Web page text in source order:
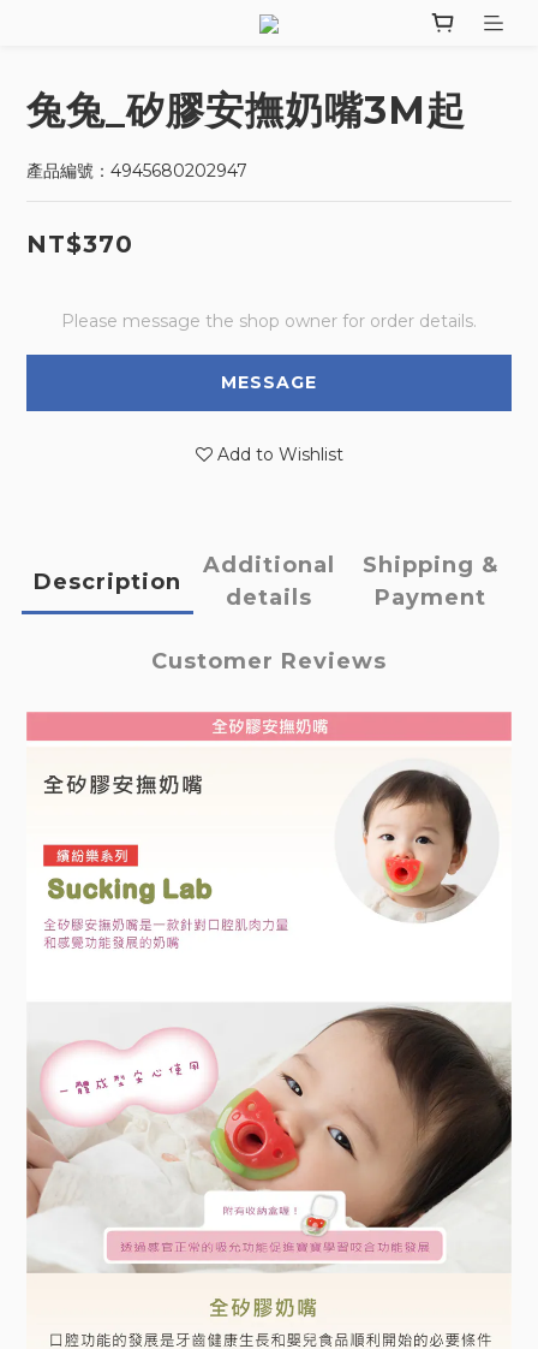
兔兔_矽膠安撫奶嘴3M起
產品編號：4945680202947
NT$370
Please message the shop owner for order details.
MESSAGE
Add to Wishlist
Description
Additional
details
Shipping &
Payment
Customer Reviews